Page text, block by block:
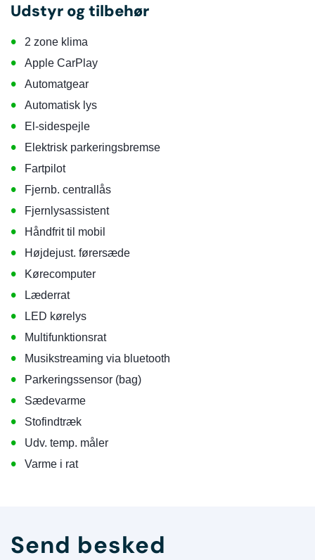
Udstyr og tilbehør
• 2 zone klima
• Apple CarPlay
• Automatgear
• Automatisk lys
• El-sidespejle
• Elektrisk parkeringsbremse
• Fartpilot
• Fjernb. centrallås
• Fjernlysassistent
• Håndfrit til mobil
• Højdejust. førersæde
• Kørecomputer
• Læderrat
• LED kørelys
• Multifunktionsrat
• Musikstreaming via bluetooth
• Parkeringssensor (bag)
• Sædevarme
• Stofindtræk
• Udv. temp. måler
• Varme i rat
Send besked